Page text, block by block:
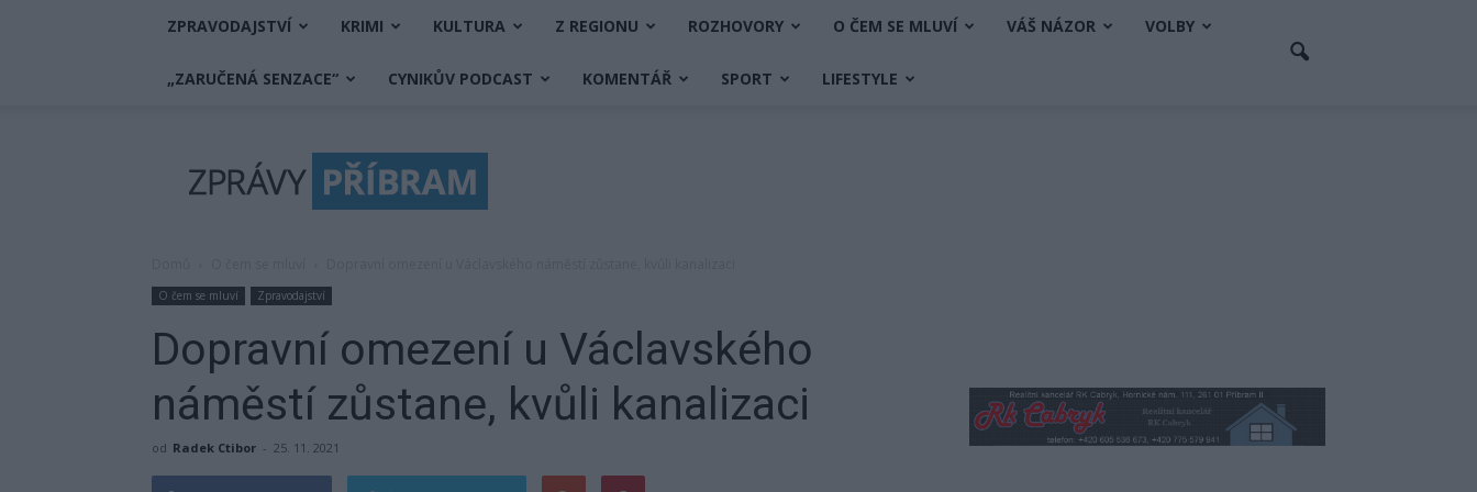
ZPRAVODAJSTVÍ KRIMI KULTURA Z REGIONU ROZHOVORY O ČEM SE MLUVÍ VÁŠ NÁZOR VOLBY
„ZARUČENÁ SENZACE“ CYNIKŮV PODCAST KOMENTÁŘ SPORT LIFESTYLE
Příbram
O čem se mluví Zpravodajství
Dopravní omezení u Václavského
náměstí zůstane, kvůli kanalizaci
od Radek Ctibor - 25. 11. 2021